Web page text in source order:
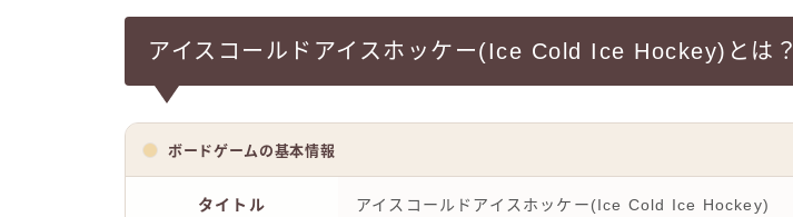
アイスコールドアイスホッケー(Ice Cold Ice Hockey)とは？
ボードゲームの基本情報
タイトル アイスコールドアイスホッケー(Ice Cold Ice Hockey)